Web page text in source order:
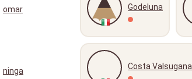
omar
ninga
Godeluna
Costa Valsugana